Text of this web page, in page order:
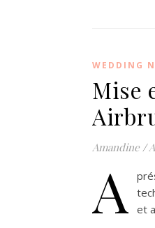
WEDDING
Mise
Amandine /
A
et